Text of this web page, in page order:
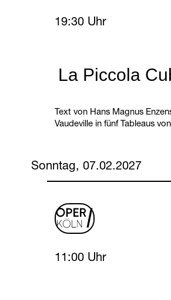
La Piccola
Text von Hans Magnus
Vaudeville in fünf Tableaus
Friday, 5 February
19:30 Uhr
Sonntag, 07.02.2027
Sunday, 7 February
11:00 Uhr
oper